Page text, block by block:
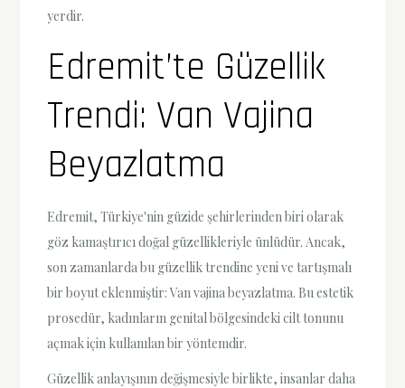
yerdir.
Edremit’te Güzellik
Trendi: Van Vajina
Beyazlatma
Edremit, Türkiye'nin güzide şehirlerinden biri olarak
göz kamaştırıcı doğal güzellikleriyle ünlüdür. Ancak,
son zamanlarda bu güzellik trendine yeni ve tartışmalı
bir boyut eklenmiştir: Van vajina beyazlatma. Bu estetik
prosedür, kadınların genital bölgesindeki cilt tonunu
açmak için kullanılan bir yöntemdir.
Güzellik anlayışının değişmesiyle birlikte, insanlar daha